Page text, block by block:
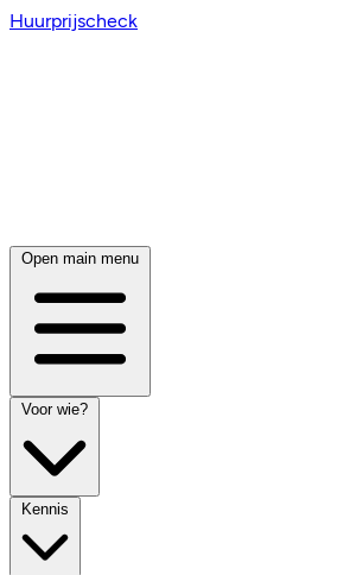
Huurprijscheck
Open main menu
Voor wie?
Kennis